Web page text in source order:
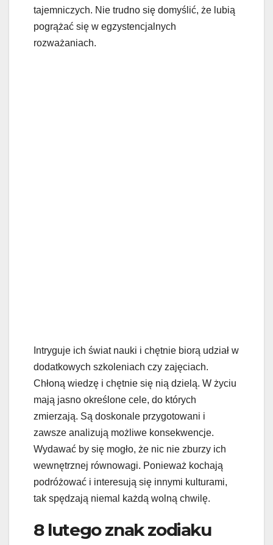
tajemniczych. Nie trudno się domyślić, że lubią
pogrążać się w egzystencjalnych
rozważaniach.
Intryguje ich świat nauki i chętnie biorą udział w
dodatkowych szkoleniach czy zajęciach.
Chłoną wiedzę i chętnie się nią dzielą. W życiu
mają jasno określone cele, do których
zmierzają. Są doskonale przygotowani i
zawsze analizują możliwe konsekwencje.
Wydawać by się mogło, że nic nie zburzy ich
wewnętrznej równowagi. Ponieważ kochają
podróżować i interesują się innymi kulturami,
tak spędzają niemal każdą wolną chwilę.
8 lutego znak zodiaku